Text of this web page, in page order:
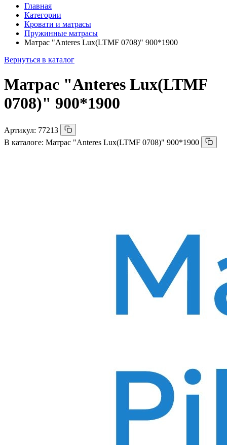
Главная
Категории
Кровати и матрасы
Пружинные матрасы
Матрас "Anteres Lux(LTMF 0708)" 900*1900
Вернуться в каталог
Матрас "Anteres Lux(LTMF
0708)" 900*1900
Артикул: 77213
В каталоге: Матрас "Anteres Lux(LTMF 0708)" 900*1900